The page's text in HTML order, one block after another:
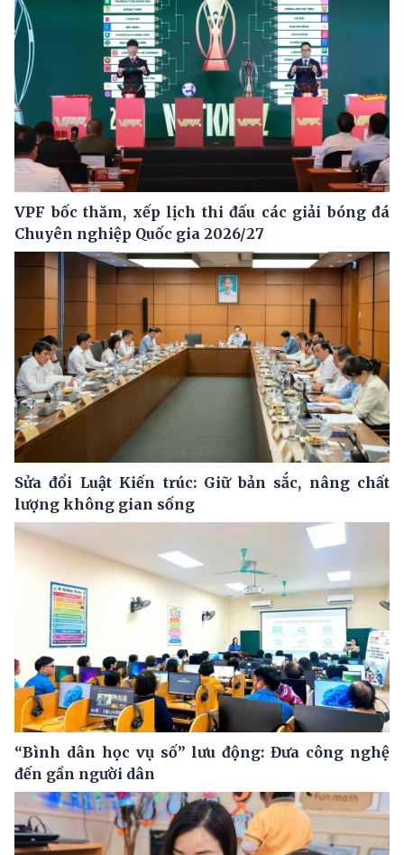
VPF bốc thăm, xếp lịch thi đấu các giải bóng đá
Chuyên nghiệp Quốc gia 2026/27
Sửa đổi Luật Kiến trúc: Giữ bản sắc, nâng chất
lượng không gian sống
“Bình dân học vụ số” lưu động: Đưa công nghệ
đến gần người dân